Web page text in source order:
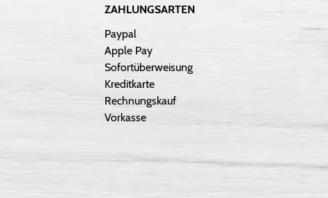
ZAHLUNGSARTEN
Paypal
Apple Pay
Sofortüberweisung
Kreditkarte
Rechnungskauf
Vorkasse